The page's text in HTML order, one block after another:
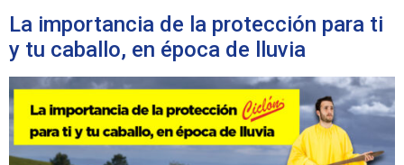
La importancia de la protección para ti
y tu caballo, en época de lluvia